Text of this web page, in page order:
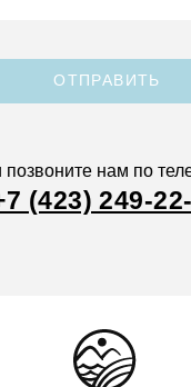
ОТПРАВИТЬ
позвоните нам по
(423) 249-